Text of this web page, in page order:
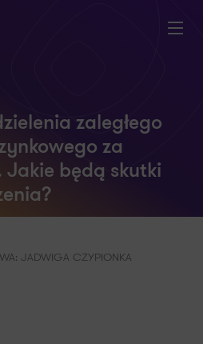
zaległego
za
Jakie będą skutki
JADWIGA CZYPIONKA